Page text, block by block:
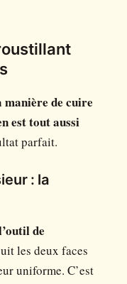
manière de cuire
est tout aussi
parfait.
: la
de
les deux faces
uniforme. C’est